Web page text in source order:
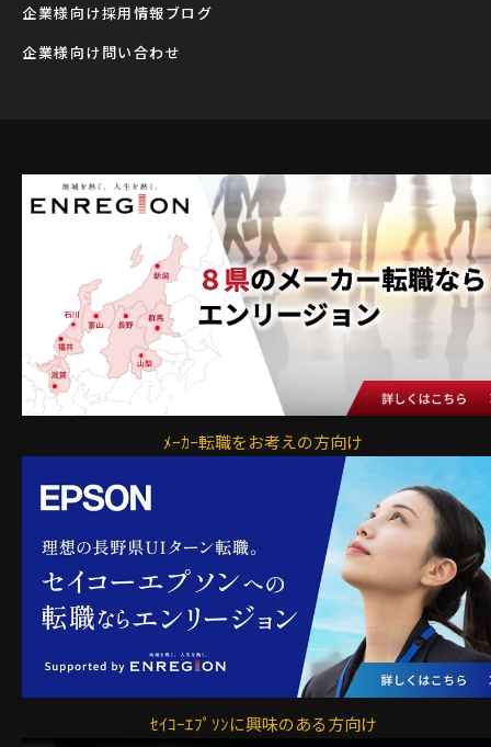
企業様向け採用情報ブログ
企業様向け問い合わせ
ﾒｰｶｰ転職をお考えの方向け
ｾｲｺｰｴﾌﾟｿﾝに興味のある方向け